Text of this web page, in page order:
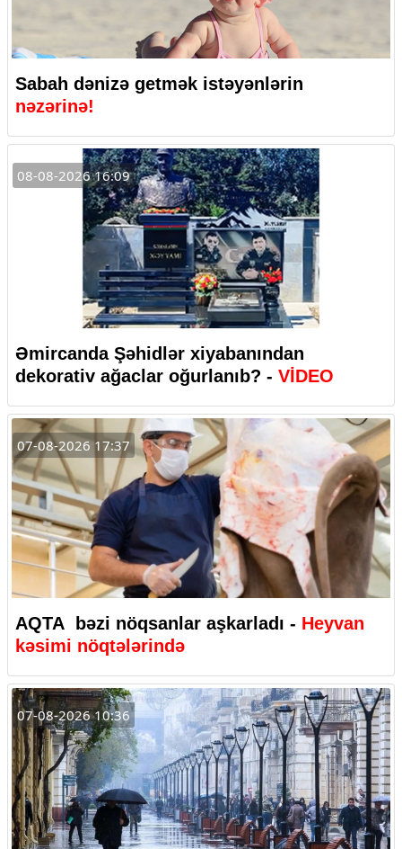
Sabah dənizə getmək istəyənlərin
nəzərinə!
08-08-2026 16:09
Əmircanda Şəhidlər xiyabanından
dekorativ ağaclar oğurlanıb? - VİDEO
07-08-2026 17:37
AQTA bəzi nöqsanlar aşkarladı - Heyvan
kəsimi nöqtələrində
07-08-2026 10:36